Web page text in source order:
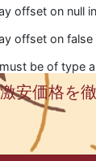
offset on null in
offset on false
be of type
安価格を